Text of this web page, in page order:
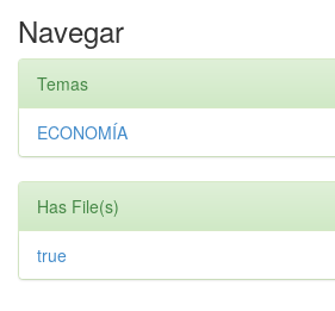
Navegar
Temas
ECONOMÍA
Has File(s)
true